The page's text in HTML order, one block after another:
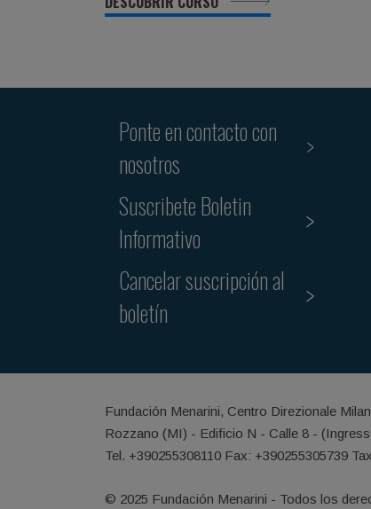
Ponte en contacto con
nosotros
Suscribete Boletin
Informativo
Cancelar suscripción al
boletín
Fundación Menarini, Centro Direzionale
Rozzano (MI) - Edificio N - Calle 8 -
Tel. +390255308110 Fax: +390255305739
© 2025 Fundación Menarini - Todos los